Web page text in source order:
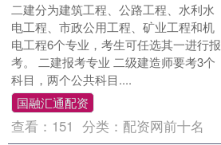
二建分为建筑工程、公路工程、水利水
电工程、市政公用工程、矿业工程和机
电工程6个专业，考生可任选其一进行报
考。 二建报考专业 二级建造师要考3个
科目，两个公共科目....
国融汇通配资
查看： 151 分类： 配资网前十名